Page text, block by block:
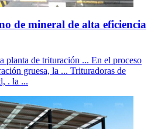
de mineral de alta eficiencia
planta de trituración ... En el proceso
gruesa, la ... Trituradoras de
. la ...